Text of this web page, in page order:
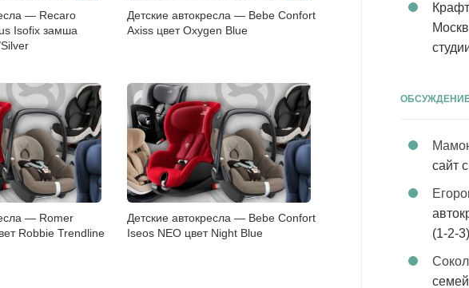
— Recaro
Isofix замша
Детские автокресла — Bebe Confort
Axiss цвет Oxygen Blue
— Romer
Robbie Trendline
Детские автокресла — Bebe Confort
Iseos NEO цвет Night Blue
сайт
(1-2-